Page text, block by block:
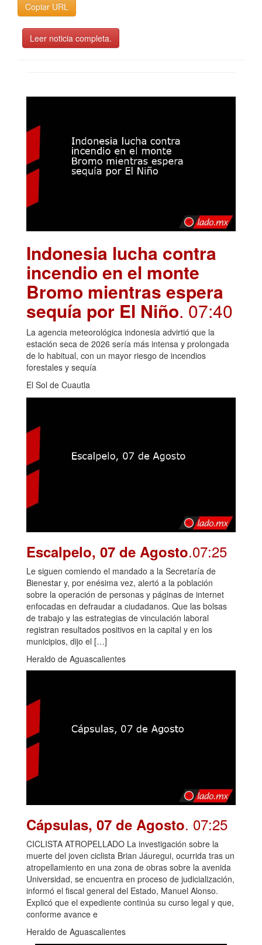
Copiar URL
Leer noticia completa.
Indonesia lucha contra
incendio en el monte
Bromo mientras espera
sequía por El Niño. 07:40
La agencia meteorológica indonesia advirtió que la
estación seca de 2026 sería más intensa y prolongada
de lo habitual, con un mayor riesgo de incendios
forestales y sequía
El Sol de Cuautla
Escalpelo, 07 de Agosto.07:25
Le siguen comiendo el mandado a la Secretaría de
Bienestar y, por enésima vez, alertó a la población
sobre la operación de personas y páginas de internet
enfocadas en defraudar a ciudadanos. Que las bolsas
de trabajo y las estrategias de vinculación laboral
registran resultados positivos en la capital y en los
municipios, dijo el […]
Heraldo de Aguascalientes
Cápsulas, 07 de Agosto. 07:25
CICLISTA ATROPELLADO La investigación sobre la
muerte del joven ciclista Brian Jáuregui, ocurrida tras un
atropellamiento en una zona de obras sobre la avenida
Universidad, se encuentra en proceso de judicialización,
informó el fiscal general del Estado, Manuel Alonso.
Explicó que el expediente continúa su curso legal y que,
conforme avance e
Heraldo de Aguascalientes